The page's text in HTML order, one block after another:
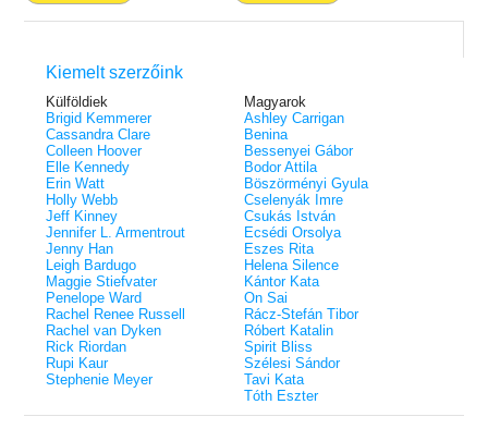
Kiemelt szerzőink
Külföldiek
Brigid Kemmerer
Cassandra Clare
Colleen Hoover
Elle Kennedy
Erin Watt
Holly Webb
Jeff Kinney
Jennifer L. Armentrout
Jenny Han
Leigh Bardugo
Maggie Stiefvater
Penelope Ward
Rachel Renee Russell
Rachel van Dyken
Rick Riordan
Rupi Kaur
Stephenie Meyer
Magyarok
Ashley Carrigan
Benina
Bessenyei Gábor
Bodor Attila
Böszörményi Gyula
Cselenyák Imre
Csukás István
Ecsédi Orsolya
Eszes Rita
Helena Silence
Kántor Kata
On Sai
Rácz-Stefán Tibor
Róbert Katalin
Spirit Bliss
Szélesi Sándor
Tavi Kata
Tóth Eszter